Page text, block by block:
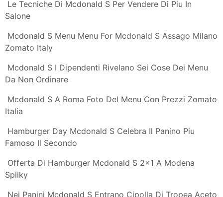
Mcdonald S I Dipendenti Rivelano Sei Cose Dei Menu
Joe